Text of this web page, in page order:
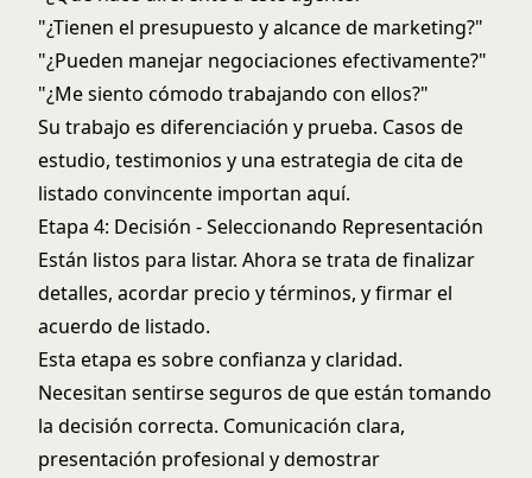
"¿Tienen el presupuesto y alcance de marketing?"
"¿Pueden manejar negociaciones efectivamente?"
"¿Me siento cómodo trabajando con ellos?"
Su trabajo es diferenciación y prueba. Casos de
estudio, testimonios y una estrategia de cita de
listado convincente importan aquí.
Etapa 4: Decisión - Seleccionando Representación
Están listos para listar. Ahora se trata de finalizar
detalles, acordar precio y términos, y firmar el
acuerdo de listado.
Esta etapa es sobre confianza y claridad.
Necesitan sentirse seguros de que están tomando
la decisión correcta. Comunicación clara,
presentación profesional y demostrar